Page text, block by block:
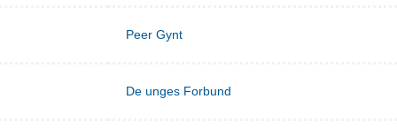
Peer Gynt
De unges Forbund